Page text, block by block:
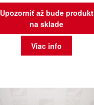
Upozorniť až bude produkt
na sklade
Viac info